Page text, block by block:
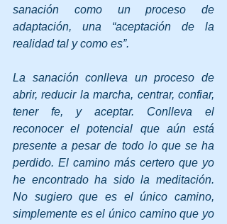
sanación como un proceso de
adaptación, una “aceptación de la
realidad tal y como es”.
La sanación conlleva un proceso de
abrir, reducir la marcha, centrar, confiar,
tener fe, y aceptar. Conlleva el
reconocer el potencial que aún está
presente a pesar de todo lo que se ha
perdido. El camino más certero que yo
he encontrado ha sido la meditación.
No sugiero que es el único camino,
simplemente es el único camino que yo